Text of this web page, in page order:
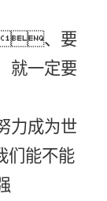
、要
一定要
成为世
们能不能